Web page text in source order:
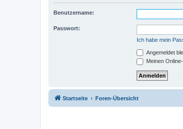
Benutzername:
Passwort:
Ich habe mein
Angemeldet
Meinen
Startseite Foren-Übersicht